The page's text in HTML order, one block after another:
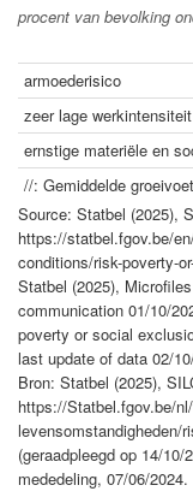
procent van bevolking
armoederisico
zeer lage werkintensiteit
ernstige materiële en
//: Gemiddelde
Source: Statbel (2025),
https://statbel.fgov.be/
conditions/risk-poverty-
Statbel (2025),
communication 01/10/
poverty or social
last update of data 02/
Bron: Statbel (2025),
https://Statbel.fgov.be/
levensomstandigheden/
(geraadpleegd op 14/
mededeling, 07/06/2024.